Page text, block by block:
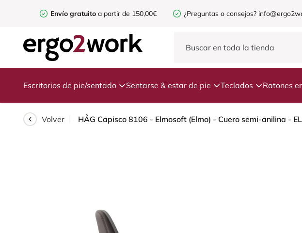
Envío gratuito a partir de 150,00€ ¿Preguntas o consejos?
Escritorios de pie/sentado Sentarse & estar de pie Teclados Ratones
Volver HÅG Capisco 8106 - Elmosoft (Elmo) - Cuero semi-anilina -